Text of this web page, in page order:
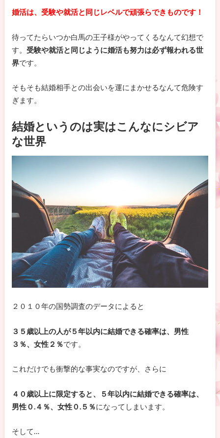
婚活は、受験や就活と同じレベルで頑張らできものです！
待ってたらいつか白馬の王子様がやってくるなんて幻想で
す。 受験や就活と同じように婚活も努力は必ず報われる世
界です。
そもそも結婚相手との出会いを運にまかせるなんて危険す
ぎます。
結婚というのは実はこんなにシビア
な世界
２０１０年の国勢調査のデータによると
３５歳以上の人が５年以内に結婚できる確率は、男性
３％、女性２％です。
これだけでも衝撃的な事実なのですが、さらに
４０歳以上に限定すると、５年以内に結婚できる確率は、
男性０.４％、女性０.５％になってしまいます。
そして…